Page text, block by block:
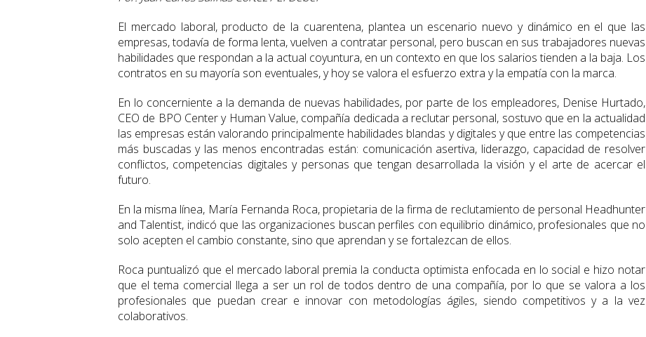
El mercado laboral, producto de la cuarentena, plantea un escenario nuevo y dinámico en el que las
empresas, todavía de forma lenta, vuelven a contratar personal, pero buscan en sus trabajadores nuevas
habilidades que respondan a la actual coyuntura, en un contexto en que los salarios tienden a la baja. Los
contratos en su mayoría son eventuales, y hoy se valora el esfuerzo extra y la empatía con la marca.
En lo concerniente a la demanda de nuevas habilidades, por parte de los empleadores, Denise Hurtado,
CEO de BPO Center y Human Value, compañía dedicada a reclutar personal, sostuvo que en la actualidad
las empresas están valorando principalmente habilidades blandas y digitales y que entre las competencias
más buscadas y las menos encontradas están: comunicación asertiva, liderazgo, capacidad de resolver
conflictos, competencias digitales y personas que tengan desarrollada la visión y el arte de acercar el
futuro.
En la misma línea, María Fernanda Roca, propietaria de la firma de reclutamiento de personal Headhunter
and Talentist, indicó que las organizaciones buscan perfiles con equilibrio dinámico, profesionales que no
solo acepten el cambio constante, sino que aprendan y se fortalezcan de ellos.
Roca puntualizó que el mercado laboral premia la conducta optimista enfocada en lo social e hizo notar
que el tema comercial llega a ser un rol de todos dentro de una compañía, por lo que se valora a los
profesionales que puedan crear e innovar con metodologías ágiles, siendo competitivos y a la vez
colaborativos.